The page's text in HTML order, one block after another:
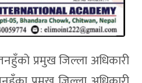
प्रमुख जिल्ला अधिकारी